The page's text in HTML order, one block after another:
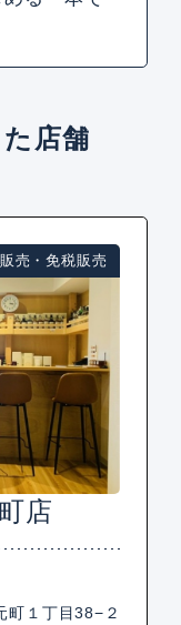
店舗
売・免税販売
店
町１丁目38−２